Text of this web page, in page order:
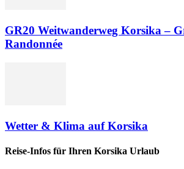
GR20 Weitwanderweg Korsika –
Randonnée
Wetter & Klima auf Korsika
Reise-Infos für Ihren Korsika Urlaub